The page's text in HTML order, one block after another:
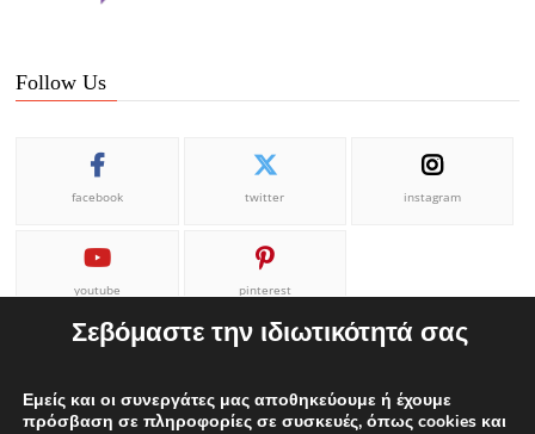
Follow Us
facebook twitter instagram
youtube pinterest
Σεβόμαστε την ιδιωτικότητά σας
Εμείς και οι συνεργάτες μας αποθηκεύουμε ή έχουμε
πρόσβαση σε πληροφορίες σε συσκευές, όπως cookies και